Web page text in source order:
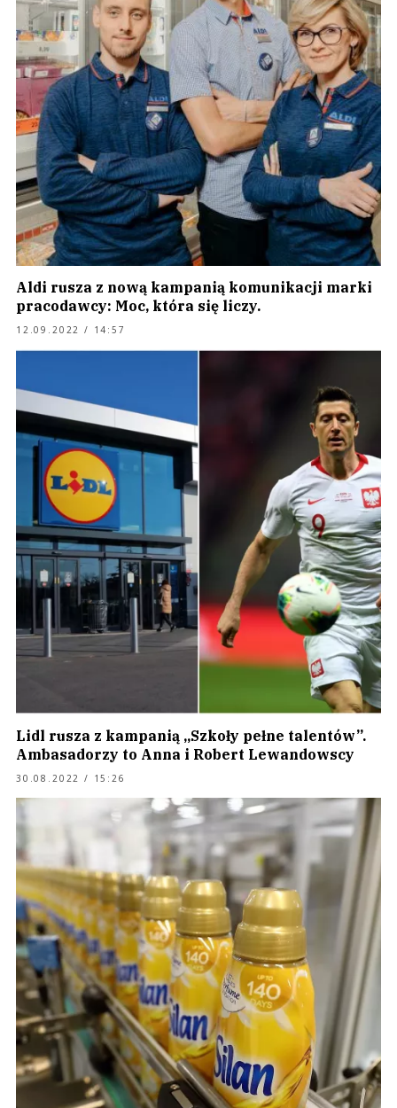
Aldi rusza z nową kampanią komunikacji marki
pracodawcy: Moc, która się liczy.
12.09.2022 / 14:57
Lidl rusza z kampanią „Szkoły pełne talentów”.
Ambasadorzy to Anna i Robert Lewandowscy
30.08.2022 / 15:26